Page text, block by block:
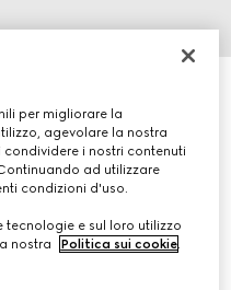
per migliorare la
agevolare la nostra
i nostri contenuti
ad utilizzare
condizioni d'uso.
tecnologie e sul loro utilizzo
nostra
Politica sui cookie.